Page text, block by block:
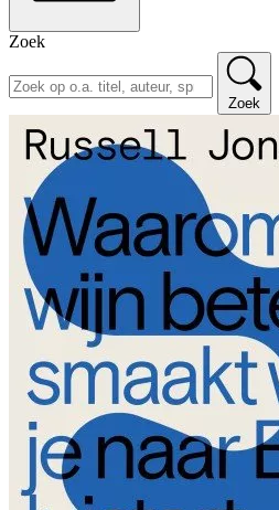
Zoek
Zoek